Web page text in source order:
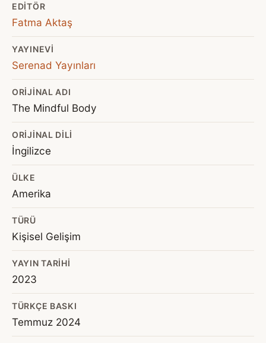
EDITÖR
Fatma Aktaş
YAYINEVI
Serenad Yayınları
ORIJINAL ADI
The Mindful Body
ORIJINAL DILI
İngilizce
ÜLKE
Amerika
TÜRÜ
Kişisel Gelişim
YAYIN TARIHI
2023
TÜRKÇE BASKI
Temmuz 2024